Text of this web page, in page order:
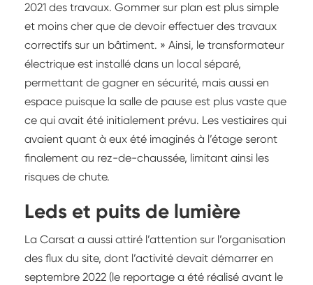
2021 des travaux. Gommer sur plan est plus simple
et moins cher que de devoir effectuer des travaux
correctifs sur un bâtiment. » Ainsi, le transformateur
électrique est installé dans un local séparé,
permettant de gagner en sécurité, mais aussi en
espace puisque la salle de pause est plus vaste que
ce qui avait été initialement prévu. Les vestiaires qui
avaient quant à eux été imaginés à l’étage seront
finalement au rez-de-chaussée, limitant ainsi les
risques de chute.
Leds et puits de lumière
La Carsat a aussi attiré l’attention sur l’organisation
des flux du site, dont l’activité devait démarrer en
septembre 2022 (le reportage a été réalisé avant le